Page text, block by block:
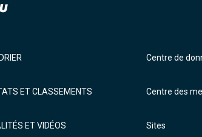
ET CLASSEMENTS
ET VIDÉOS
Centre de
Centre des
Sites